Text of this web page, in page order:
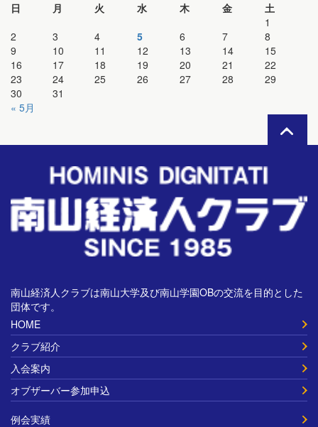
日
月 火 水 木 金
土
1
2
3 4 5 6 7
8
9
10 11 12 13 14
15
16
17 18 19 20 21
22
23
24 25 26 27 28
29
30
31
« 5月
南山経済人クラブは南山大学及び南山学園OBの交流を目的とした
団体です。
HOME
クラブ紹介
入会案内
オブザーバー参加申込
例会実績